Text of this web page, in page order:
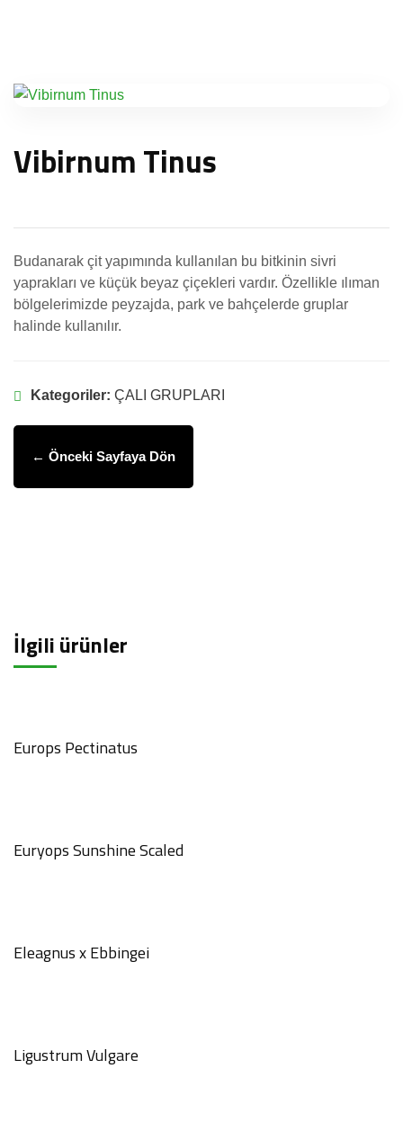
Vibirnum Tinus
Budanarak çit yapımında kullanılan bu bitkinin sivri
yaprakları ve küçük beyaz çiçekleri vardır. Özellikle ılıman
bölgelerimizde peyzajda, park ve bahçelerde gruplar
halinde kullanılır.
Kategoriler: ÇALI GRUPLARI
← Önceki Sayfaya Dön
İlgili ürünler
Europs Pectinatus
Euryops Sunshine Scaled
Eleagnus x Ebbingei
Ligustrum Vulgare